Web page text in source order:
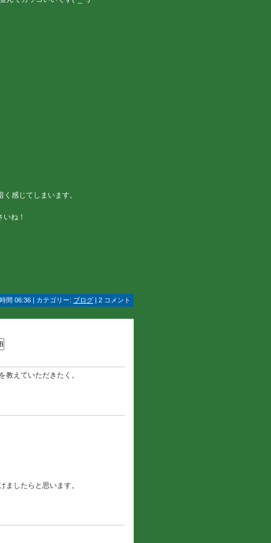
感じてしまいます。
ね！
間 06:36 | カテゴリー: ブログ | 2 コメント
えていただきたく。
したらと思います。